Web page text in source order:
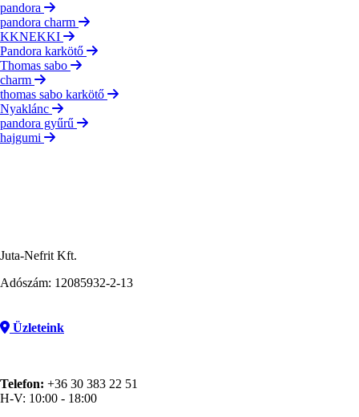
pandora
pandora charm
KKNEKKI
Pandora karkötő
Thomas sabo
charm
thomas sabo karkötő
Nyaklánc
pandora gyűrű
hajgumi
Juta-Nefrit Kft.
Adószám: 12085932-2-13
Üzleteink
Telefon: +36 30 383 22 51
H-V: 10:00 - 18:00